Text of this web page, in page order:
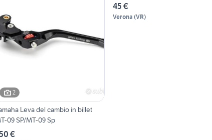
2
Leva del cambio in billet
09 SP/MT-09 Sp
€
45 €
Verona (VR)